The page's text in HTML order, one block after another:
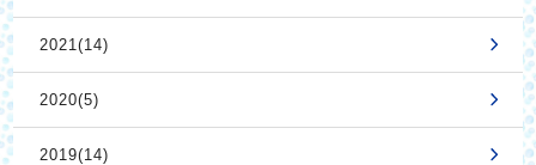
2021(14)
2020(5)
2019(14)